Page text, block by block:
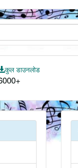
कुल डाउनलोड